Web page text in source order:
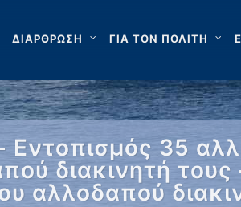
ΔΙΑΡΘΡΩΣΗ ΓΙΑ ΤΟΝ ΠΟΛΙΤΗ
Εντοπισμός 35
διακινητή τους
αλλοδαπού